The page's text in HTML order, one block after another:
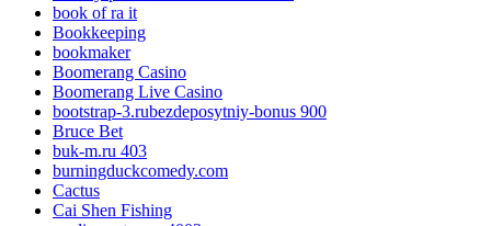
book of ra it
Bookkeeping
bookmaker
Boomerang Casino
Boomerang Live Casino
bootstrap-3.rubezdeposytniy-bonus 900
Bruce Bet
buk-m.ru 403
burningduckcomedy.com
Cactus
Cai Shen Fishing